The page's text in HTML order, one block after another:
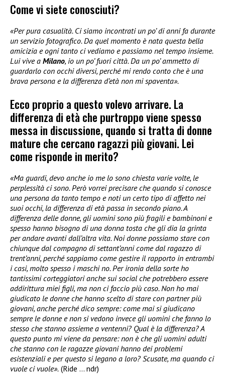
Come vi siete conosciuti?
«Per pura casualità. Ci siamo incontrati un po’ di anni fa durante
un servizio fotografico. Da quel momento è nata questa bella
amicizia e ogni tanto ci vediamo e passiamo nel tempo insieme.
Lui vive a Milano, io un po’ fuori città. Da un po’ ammetto di
guardarlo con occhi diversi, perché mi rendo conto che è una
brava persona e la differenza d’età non mi spaventa».
Ecco proprio a questo volevo arrivare. La
differenza di età che purtroppo viene spesso
messa in discussione, quando si tratta di donne
mature che cercano ragazzi più giovani. Lei
come risponde in merito?
«Ma guardi, devo anche io me lo sono chiesta varie volte, le
perplessità ci sono. Però vorrei precisare che quando si conosce
una persona da tanto tempo e noti un certo tipo di affetto nei
suoi occhi, la differenza di età passa in secondo piano. A
differenza delle donne, gli uomini sono più fragili e bambinoni e
spesso hanno bisogno di una donna tosta che gli dia la grinta
per andare avanti dall’altra vita. Noi donne possiamo stare con
chiunque dal compagno di settant’anni come dal ragazzo di
trent’anni, perché sappiamo come gestire il rapporto in entrambi
i casi, molto spesso i maschi no. Per ironia della sorte ho
tantissimi corteggiatori anche sui social che potrebbero essere
addirittura miei figli, ma non ci faccio più caso. Non ho mai
giudicato le donne che hanno scelto di stare con partner più
giovani, anche perché dico sempre: come mai si giudicano
sempre le donne e non si vedono invece gli uomini che fanno lo
stesso che stanno assieme a ventenni? Qual è la differenza? A
questo punto mi viene da pensare: non è che gli uomini adulti
che stanno con le ragazze giovani hanno dei problemi
esistenziali e per questo si legano a loro? Scusate, ma quando ci
vuole ci vuole». (Ride … ndr)